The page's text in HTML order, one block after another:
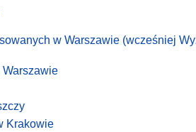
w Warszawie (wcześniej
Warszawie
Krakowie